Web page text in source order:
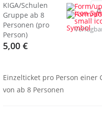
KIGA/Schulen
Gruppe ab 8
Personen (pro
Person)
5,00 €
Einzelticket pro Person einer
von ab 8 Personen